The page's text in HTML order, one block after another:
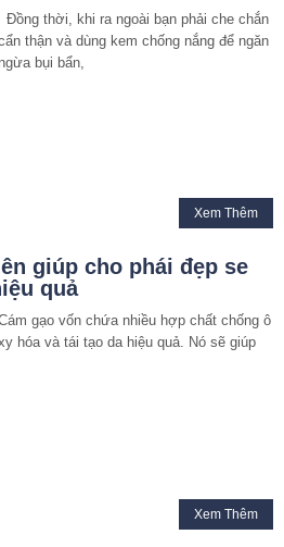
Đồng thời, khi ra ngoài bạn phải che chắn
thận và dùng kem chống nắng để ngăn
ngừa bụi bẩn,
Xem Thêm
giúp cho phái đẹp se
quả
gạo vốn chứa nhiều hợp chất chống ô
hóa và tái tạo da hiệu quả. Nó sẽ giúp
Xem Thêm